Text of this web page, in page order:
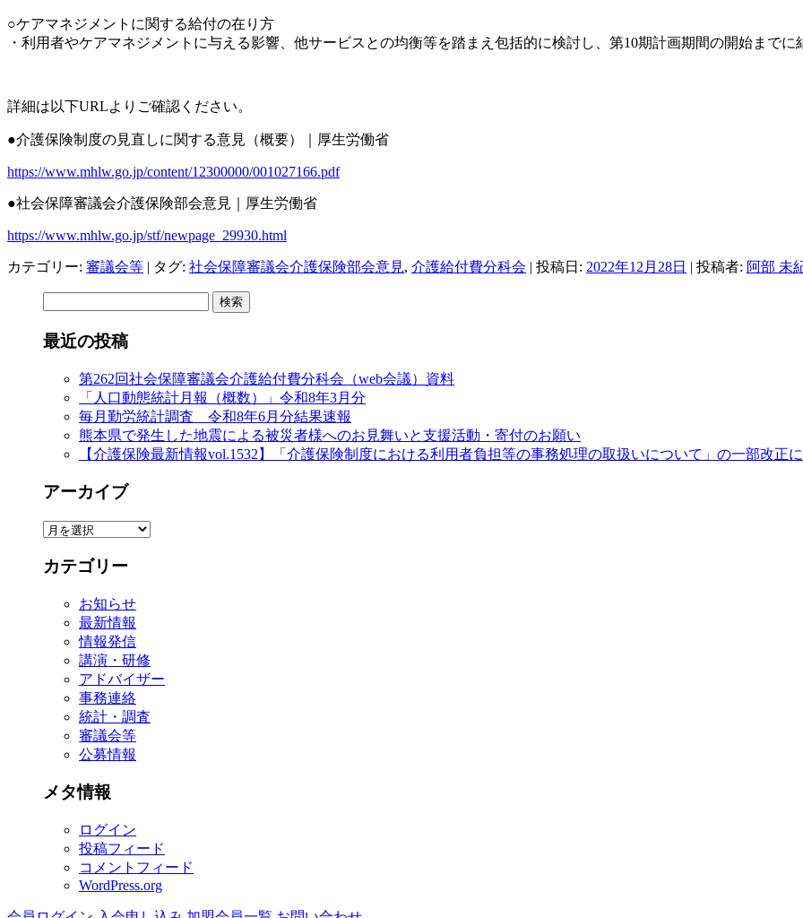
○ケアマネジメントに関する給付の在り方
・利用者やケアマネジメントに与える影響、他サービスとの均衡等を踏まえ包括的に検討し、第10期計画期間の開始までに
詳細は以下URLよりご確認ください。
●介護保険制度の見直しに関する意見（概要） ｜厚生労働省
https://www.mhlw.go.jp/content/12300000/001027166.pdf
●社会保障審議会介護保険部会意見 ｜厚生労働省
https://www.mhlw.go.jp/stf/newpage_29930.html
カテゴリー: 審議会等 | タグ: 社会保障審議会介護保険部会意見, 介護給付費分科会 | 投稿日: 2022年12月28日 | 投稿者: 阿部 未
最近の投稿
第262回社会保障審議会介護給付費分科会（web会議）資料
「人口動態統計月報（概数）」令和8年3月分
毎月勤労統計調査 令和8年6月分結果速報
熊本県で発生した地震による被災者様へのお見舞いと支援活動・寄付のお願い
【介護保険最新情報vol.1532】「介護保険制度における利用者負担等の事務処理の取扱いについて」の一部改正
アーカイブ
ア
カ
カテゴリー
お知らせ
最新情報
情報発信
講演・研修
アドバイザー
事務連絡
統計・調査
審議会等
公募情報
メタ情報
ログイン
投稿フィード
コメントフィード
WordPress.org